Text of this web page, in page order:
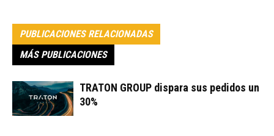
PUBLICACIONES RELACIONADAS
MÁS PUBLICACIONES
TRATON GROUP dispara sus pedidos un
30%